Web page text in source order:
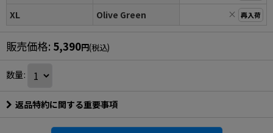
XL Olive Green × 再入荷
販売価格: 5,390円(税込)
数量:
返品特約に関する重要事項